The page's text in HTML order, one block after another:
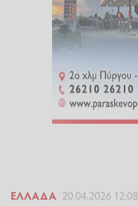
ΕΛΛΆΔΑ 20.04.2026 12:08